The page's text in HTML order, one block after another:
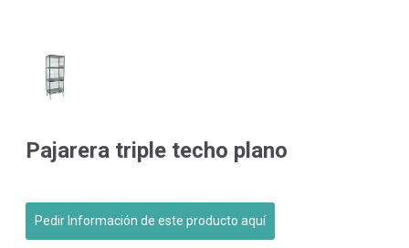
Pajarera triple techo plano
Pedir Información de este producto aquí